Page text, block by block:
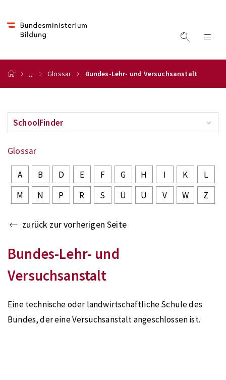
... Glossar Bundes-Lehr- und Versuchsanstalt
SchoolFinder
Glossar
A B D E F G H I K
L
M
N P R S Ü U V W Z
zurück zur vorherigen Seite
Bundes-Lehr- und
Versuchsanstalt
Eine technische oder landwirtschaftliche Schule des
Bundes, der eine Versuchsanstalt angeschlossen ist.